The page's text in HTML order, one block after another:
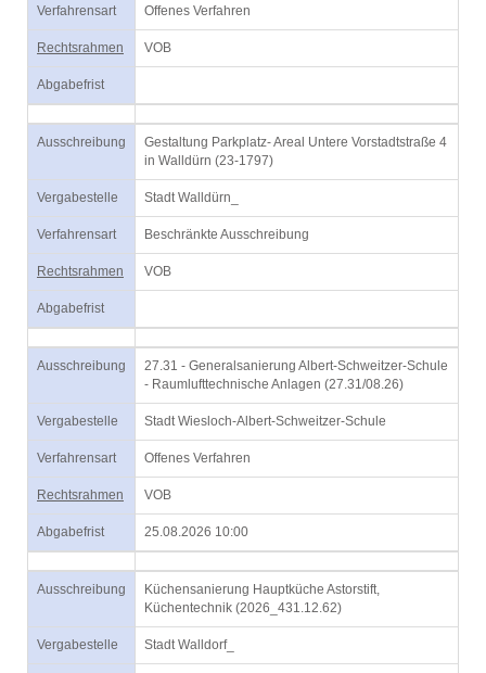
Verfahrensart Offenes Verfahren
Rechtsrahmen VOB
Abgabefrist
Ausschreibung
Gestaltung Parkplatz- Areal Untere Vorstadtstraße 4
in Walldürn (23-1797)
Vergabestelle Stadt Walldürn_
Verfahrensart Beschränkte Ausschreibung
Rechtsrahmen VOB
Abgabefrist
Ausschreibung
27.31 - Generalsanierung Albert-Schweitzer-Schule
- Raumlufttechnische Anlagen (27.31/08.26)
Vergabestelle Stadt Wiesloch-Albert-Schweitzer-Schule
Verfahrensart Offenes Verfahren
Rechtsrahmen VOB
Abgabefrist 25.08.2026 10:00
Ausschreibung
Küchensanierung Hauptküche Astorstift,
Küchentechnik (2026_431.12.62)
Vergabestelle Stadt Walldorf_